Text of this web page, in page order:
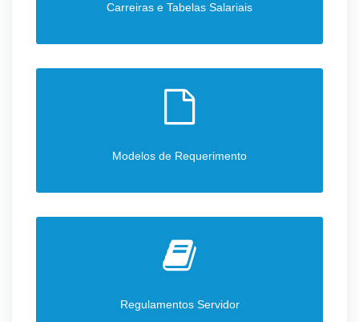
Carreiras e Tabelas Salariais
Modelos de Requerimento
Regulamentos Servidor